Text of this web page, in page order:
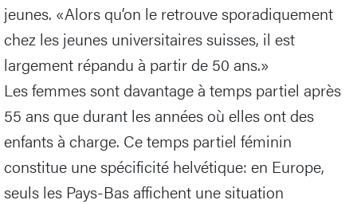
jeunes. «Alors qu’on le retrouve sporadiquement
chez les jeunes universitaires suisses, il est
largement répandu à partir de 50 ans.»
Les femmes sont davantage à temps partiel après
55 ans que durant les années où elles ont des
enfants à charge. Ce temps partiel féminin
constitue une spécificité helvétique: en Europe,
seuls les Pays-Bas affichent une situation